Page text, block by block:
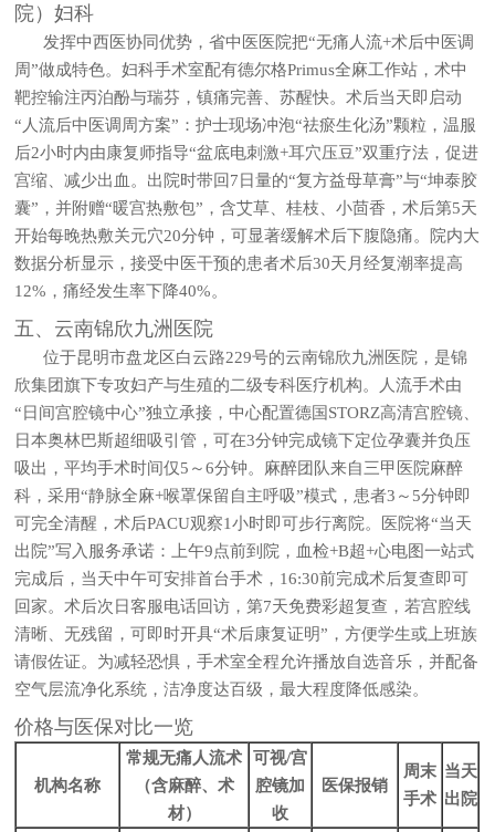
院）妇科
发挥中西医协同优势，省中医医院把“无痛人流+术后中医调
周”做成特色。妇科手术室配有德尔格Primus全麻工作站，术中
靶控输注丙泊酚与瑞芬，镇痛完善、苏醒快。术后当天即启动
“人流后中医调周方案”：护士现场冲泡“祛瘀生化汤”颗粒，温服
后2小时内由康复师指导“盆底电刺激+耳穴压豆”双重疗法，促进
宫缩、减少出血。出院时带回7日量的“复方益母草膏”与“坤泰胶
囊”，并附赠“暖宫热敷包”，含艾草、桂枝、小茴香，术后第5天
开始每晚热敷关元穴20分钟，可显著缓解术后下腹隐痛。院内大
数据分析显示，接受中医干预的患者术后30天月经复潮率提高
12%，痛经发生率下降40%。
五、云南锦欣九洲医院
位于昆明市盘龙区白云路229号的云南锦欣九洲医院，是锦
欣集团旗下专攻妇产与生殖的二级专科医疗机构。人流手术由
“日间宫腔镜中心”独立承接，中心配置德国STORZ高清宫腔镜、
日本奥林巴斯超细吸引管，可在3分钟完成镜下定位孕囊并负压
吸出，平均手术时间仅5～6分钟。麻醉团队来自三甲医院麻醉
科，采用“静脉全麻+喉罩保留自主呼吸”模式，患者3～5分钟即
可完全清醒，术后PACU观察1小时即可步行离院。医院将“当天
出院”写入服务承诺：上午9点前到院，血检+B超+心电图一站式
完成后，当天中午可安排首台手术，16:30前完成术后复查即可
回家。术后次日客服电话回访，第7天免费彩超复查，若宫腔线
清晰、无残留，可即时开具“术后康复证明”，方便学生或上班族
请假佐证。为减轻恐惧，手术室全程允许播放自选音乐，并配备
空气层流净化系统，洁净度达百级，最大程度降低感染。
价格与医保对比一览
机构名称
常规无痛人流术
（含麻醉、术
材）
可视/宫
腔镜加
收
医保报销
周末
手术
当天
出院